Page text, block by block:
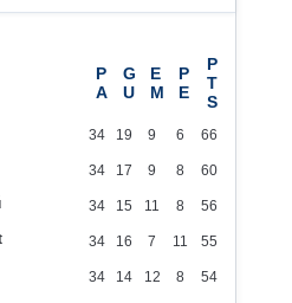
34 19 9 6 66
34 17 9 8 60
34 15 11 8 56
34 16 7 11 55
34 14 12 8 54